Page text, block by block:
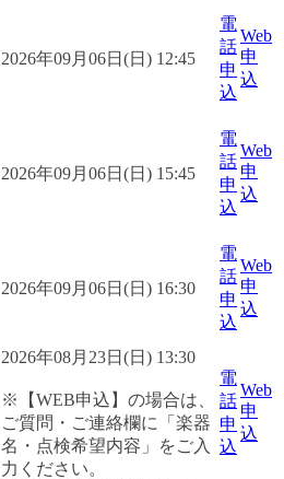
2026年09月06日(日) 12:45
電
話
申
込
Web
申
込
2026年09月06日(日) 15:45
電
話
申
込
Web
申
込
2026年09月06日(日) 16:30
電
話
申
込
Web
申
込
2026年08月23日(日) 13:30
※【WEB申込】の場合は、
ご質問・ご連絡欄に「楽器
名・点検希望内容」をご入
力ください。
電
話
申
込
Web
申
込